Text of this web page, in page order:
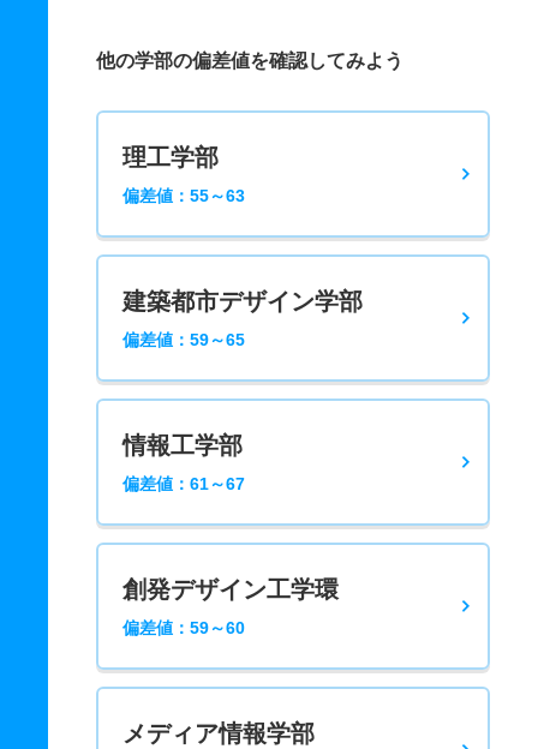
他の学部の偏差値を確認してみよう
理工学部
偏差値：55～63
建築都市デザイン学部
偏差値：59～65
情報工学部
偏差値：61～67
創発デザイン工学環
偏差値：59～60
メディア情報学部